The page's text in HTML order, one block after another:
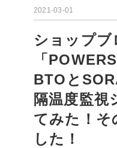
2021-03-01
ショップブ
「
BTOと
隔温度監視
てみた！そ
した！